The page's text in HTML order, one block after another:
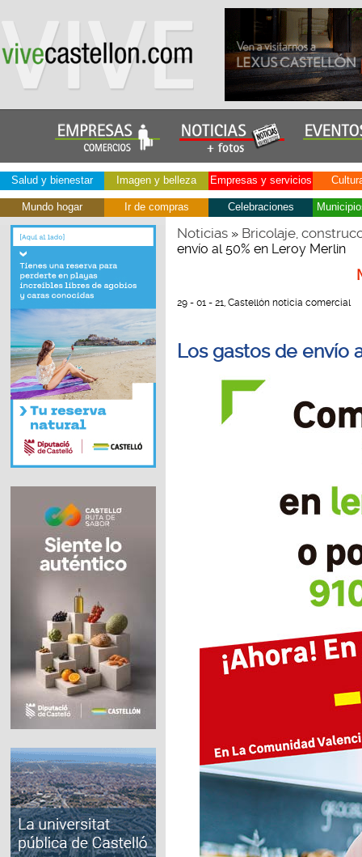
Salud y bienestar Imagen y belleza Empresas y servicios
Mundo hogar Ir de compras Celebraciones
Noticias» Bricolaje,
envío al 50% en Leroy Merlin
29 - 01 - 21, Castellón noticia comercial
Los gastos de envío